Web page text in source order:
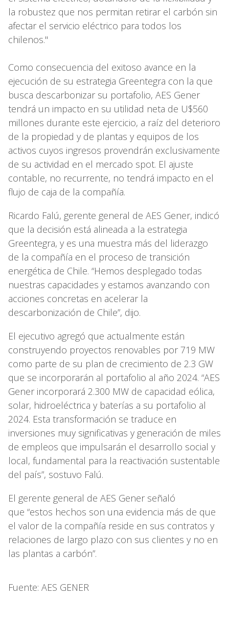
la robustez que nos permitan retirar el carbón sin
afectar el servicio eléctrico para todos los
chilenos."
Como consecuencia del exitoso avance en la
ejecución de su estrategia Greentegra con la que
busca descarbonizar su portafolio, AES Gener
tendrá un impacto en su utilidad neta de U$560
millones durante este ejercicio, a raíz del deterioro
de la propiedad y de plantas y equipos de los
activos cuyos ingresos provendrán exclusivamente
de su actividad en el mercado spot. El ajuste
contable, no recurrente, no tendrá impacto en el
flujo de caja de la compañía.
Ricardo Falú, gerente general de AES Gener, indicó
que la decisión está alineada a la estrategia
Greentegra, y es una muestra más del liderazgo
de la compañía en el proceso de transición
energética de Chile. “Hemos desplegado todas
nuestras capacidades y estamos avanzando con
acciones concretas en acelerar la
descarbonización de Chile”, dijo.
El ejecutivo agregó que actualmente están
construyendo proyectos renovables por 719 MW
como parte de su plan de crecimiento de 2.3 GW
que se incorporarán al portafolio al año 2024. “AES
Gener incorporará 2.300 MW de capacidad eólica,
solar, hidroeléctrica y baterías a su portafolio al
2024. Esta transformación se traduce en
inversiones muy significativas y generación de miles
de empleos que impulsarán el desarrollo social y
local, fundamental para la reactivación sustentable
del país”, sostuvo Falú.
El gerente general de AES Gener señaló
que “estos hechos son una evidencia más de que
el valor de la compañía reside en sus contratos y
relaciones de largo plazo con sus clientes y no en
las plantas a carbón”.
Fuente: AES GENER